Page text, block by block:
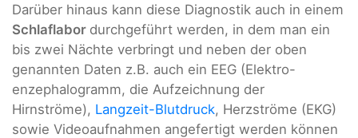
Darüber hinaus kann diese Diagnostik auch in einem
Schlaflabor durchgeführt werden, in dem man ein
bis zwei Nächte verbringt und neben der oben
genannten Daten z.B. auch ein EEG (Elektro-
enzephalogramm, die Aufzeichnung der
Hirnströme), Langzeit-Blutdruck, Herzströme (EKG)
sowie Videoaufnahmen angefertigt werden können